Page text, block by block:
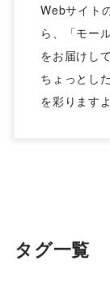
Webサイト
ら、「モー
をお届けし
ちょっとし
を彩ります
タグ一覧